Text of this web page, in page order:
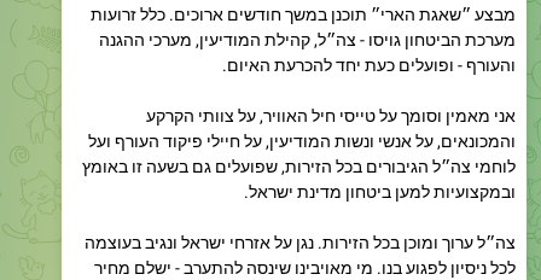
והעורף - ופועלים כעת יחד להכרעת האיום.
אני מאמין וסומך על טייסי חיל האוויר, על צוותי הקרקע
לוחמי צה״ל הגיבורים בכל הזירות, שפועלים גם בשעה זו באומץ
ובמקצועיות למען ביטחון מדינת ישראל.
צה״ל ערוך ומוכן בכל הזירות. נגן על אזרחי ישראל ונגיב בעוצמה
כבד מאוד.